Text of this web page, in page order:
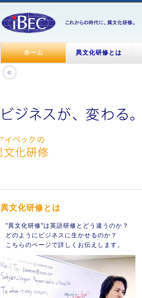
ホーム 異文化研修とは
«
異文化研修とは
"異文化研修"は英語研修とどう違うのか？
どのようにビジネスに生かせるのか？
こちらのページで詳しくお伝えします。